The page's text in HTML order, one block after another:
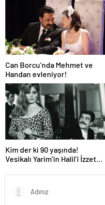
Can Borcu’nda Mehmet ve
Handan evleniyor!
Kim der ki 90 yaşında!
Vesikalı Yarim’in Halil’i İzzet
oldu!